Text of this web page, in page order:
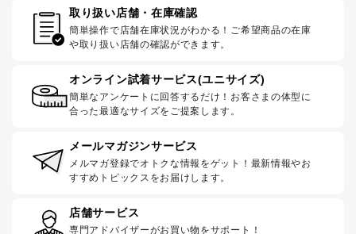
取り扱い店舗・在庫確認
簡単操作で店舗在庫状況がわかる！ご希望商品の在庫
や取り扱い店舗の確認ができます。
オンライン試着サービス(ユニサイズ)
簡単なアンケートに回答するだけ！お客さまの体型に
合った最適なサイズをご提案します。
メールマガジンサービス
メルマガ登録でオトクな情報をゲット！最新情報やお
すすめトピックスをお届けします。
店舗サービス
専門アドバイザーがお買い物をサポート！